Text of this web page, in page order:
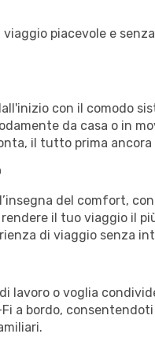
piacevole e
con il comodo
da casa o in
il tutto prima
del comfort,
il tuo viaggio il
di viaggio senza
lavoro o voglia
a bordo,